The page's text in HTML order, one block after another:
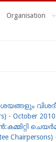
Organisation
- October 2010
Chairpersons)